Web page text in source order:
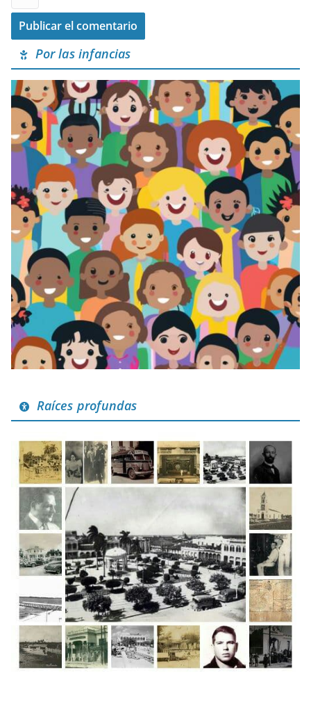
Por las infancias
Raíces profundas